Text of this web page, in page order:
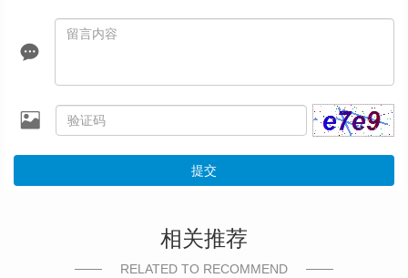
提交
相关推荐
RELATED TO RECOMMEND